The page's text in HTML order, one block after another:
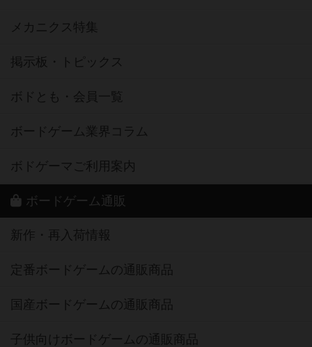
メカニクス特集
掲示板・トピックス
ボドとも・会員一覧
ボードゲーム業界コラム
ボドゲーマご利用案内
ボードゲーム通販
新作・再入荷情報
定番ボードゲームの通販商品
国産ボードゲームの通販商品
子供向けボードゲームの通販商品